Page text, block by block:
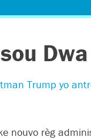
sou
Trump yo
nouvo règ